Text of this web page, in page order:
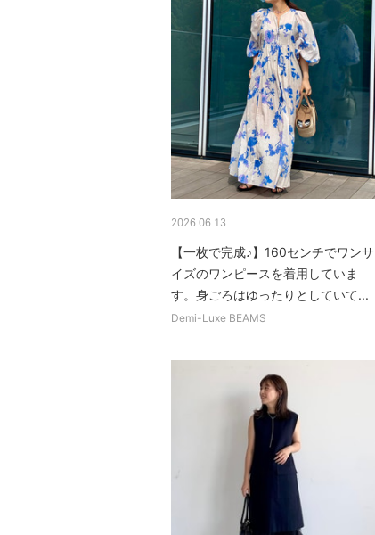
2026.06.13
【一枚で完成♪】160センチでワンサ
イズのワンピースを着用していま
す。身ごろはゆったりとしていて...
Demi-Luxe BEAMS